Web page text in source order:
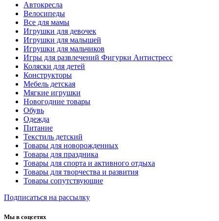
Автокресла
Велосипеды
Все для мамы
Игрушки для девочек
Игрушки для малышей
Игрушки для мальчиков
Игры для развлечений Фигурки Антистресс
Коляски для детей
Конструкторы
Мебель детская
Мягкие игрушки
Новогодние товары
Обувь
Одежда
Питание
Текстиль детский
Товары для новорожденных
Товары для праздника
Товары для спорта и активного отдыха
Товары для творчества и развития
Товары сопутствующие
Подписаться на рассылку
Мы в соцсетях